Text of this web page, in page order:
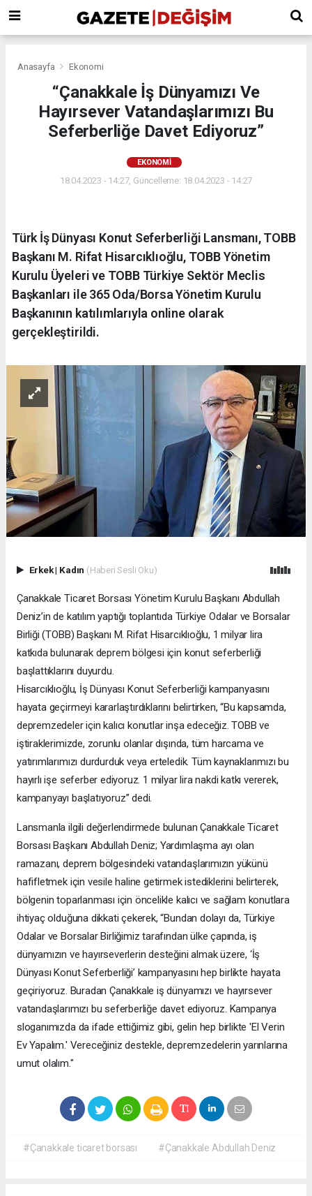
Anasayfa Ekonomi
“Çanakkale İş Dünyamızı Ve
Hayırsever Vatandaşlarımızı Bu
Seferberliğe Davet Ediyoruz”
EKONOMI
18.04.2023 - 14:27, Güncelleme: 18.04.2023 - 14:27
Türk İş Dünyası Konut Seferberliği Lansmanı, TOBB
Başkanı M. Rifat Hisarcıklıoğlu, TOBB Yönetim
Kurulu Üyeleri ve TOBB Türkiye Sektör Meclis
Başkanları ile 365 Oda/Borsa Yönetim Kurulu
Başkanının katılımlarıyla online olarak
gerçekleştirildi.
Erkek| Kadın (Haberi Sesli Oku)
Çanakkale Ticaret Borsası Yönetim Kurulu Başkanı Abdullah
Deniz’in de katılım yaptığı toplantıda Türkiye Odalar ve Borsalar
Birliği (TOBB) Başkanı M. Rifat Hisarcıklıoğlu, 1 milyar lira
katkıda bulunarak deprem bölgesi için konut seferberliği
başlattıklarını duyurdu.
Hisarcıklıoğlu, İş Dünyası Konut Seferberliği kampanyasını
hayata geçirmeyi kararlaştırdıklarını belirtirken, “Bu kapsamda,
depremzedeler için kalıcı konutlar inşa edeceğiz. TOBB ve
iştiraklerimizde, zorunlu olanlar dışında, tüm harcama ve
yatırımlarımızı durdurduk veya erteledik. Tüm kaynaklarımızı bu
hayırlı işe seferber ediyoruz. 1 milyar lira nakdi katkı vererek,
kampanyayı başlatıyoruz” dedi.
Lansmanla ilgili değerlendirmede bulunan Çanakkale Ticaret
Borsası Başkanı Abdullah Deniz; Yardımlaşma ayı olan
ramazanı, deprem bölgesindeki vatandaşlarımızın yükünü
hafifletmek için vesile haline getirmek istediklerini belirterek,
bölgenin toparlanması için öncelikle kalıcı ve sağlam konutlara
ihtiyaç olduğuna dikkati çekerek, “Bundan dolayı da, Türkiye
Odalar ve Borsalar Birliğimiz tarafından ülke çapında, iş
dünyamızın ve hayırseverlerin desteğini almak üzere, ‘İş
Dünyası Konut Seferberliği’ kampanyasını hep birlikte hayata
geçiriyoruz. Buradan Çanakkale iş dünyamızı ve hayırsever
vatandaşlarımızı bu seferberliğe davet ediyoruz. Kampanya
sloganımızda da ifade ettiğimiz gibi, gelin hep birlikte 'El Verin
Ev Yapalım.' Vereceğiniz destekle, depremzedelerin yarınlarına
umut olalım."
#Çanakkale ticaret borsası #Çanakkale Abdullah Deniz